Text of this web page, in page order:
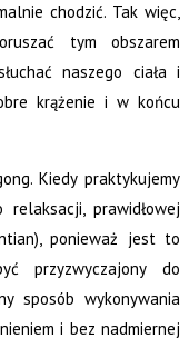
chodzić. Tak więc,
tym obszarem
naszego ciała i
krążenie i w końcu
Kiedy praktykujemy
prawidłowej
ponieważ jest to
przyzwyczajony do
sposób wykonywania
i bez nadmiernej